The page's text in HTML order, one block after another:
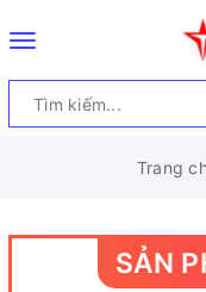
Toggle
Trang
SẢN